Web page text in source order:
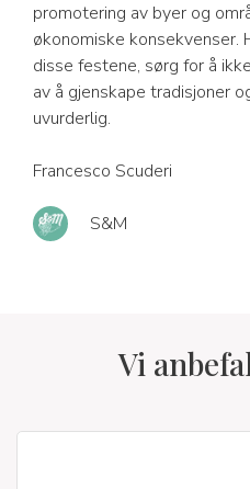
promotering av byer og
økonomiske konsekvenser.
disse festene, sørg for å
av å gjenskape tradisjoner
uvurderlig.
Francesco Scuderi
S&M
Vi